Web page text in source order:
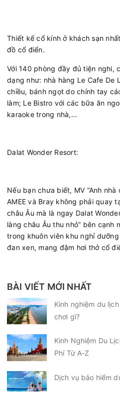
Thiết kế cổ kính ở khách sạn
đồ cổ điển.
Với 140 phòng đầy đủ tiện nghi,
dạng như: nhà hàng Le Cafe De
chiều, bánh ngọt do chính tay
làm; Le Bistro với các bữa ăn
karaoke trong nhà,…
Dalat Wonder Resort:
Nếu bạn chưa biết, MV “Anh
AMEE và Bray không phải quay
châu Âu mà là ngay Dalat
làng châu Âu thu nhỏ” bên cạnh
trong khuôn viên khu nghỉ
đan xen, mang đậm hơi thở cổ
BÀI VIẾT MỚI NHẤT
Kinh nghiệm du
chơi gì?
Kinh Nghiệm Du
Phí Từ A-Z
Dịch vụ bảo hiểm